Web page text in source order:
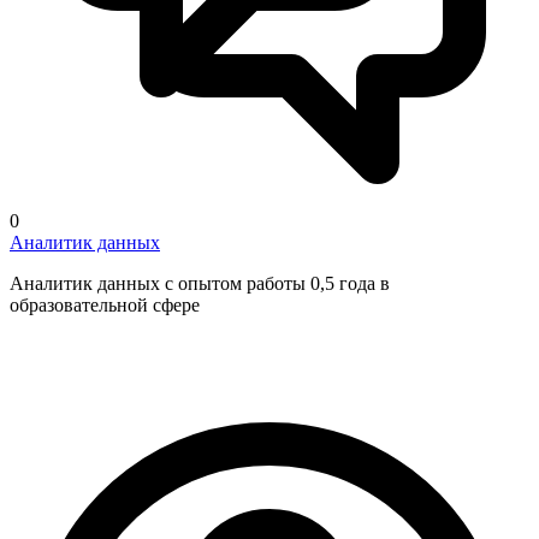
0
Аналитик данных
Аналитик данных с опытом работы 0,5 года в
образовательной сфере